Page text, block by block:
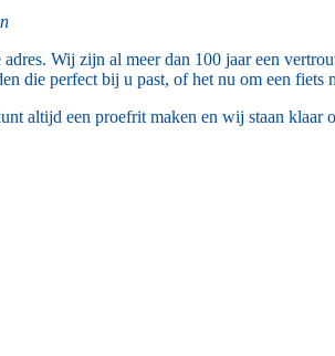
Wij zijn al meer dan 100 jaar een
die perfect bij u past, of het nu om een fiets
altijd een proefrit maken en wij staan klaar